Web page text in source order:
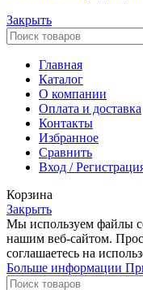
Закрыть
Главная
Каталог
О компании
Оплата и доставка
Контакты
Избранное
Сравнить
Вход /
Корзина
Закрыть
Мы используем файлы
нашим веб-сайтом.
соглашаетесь на
Больше информации